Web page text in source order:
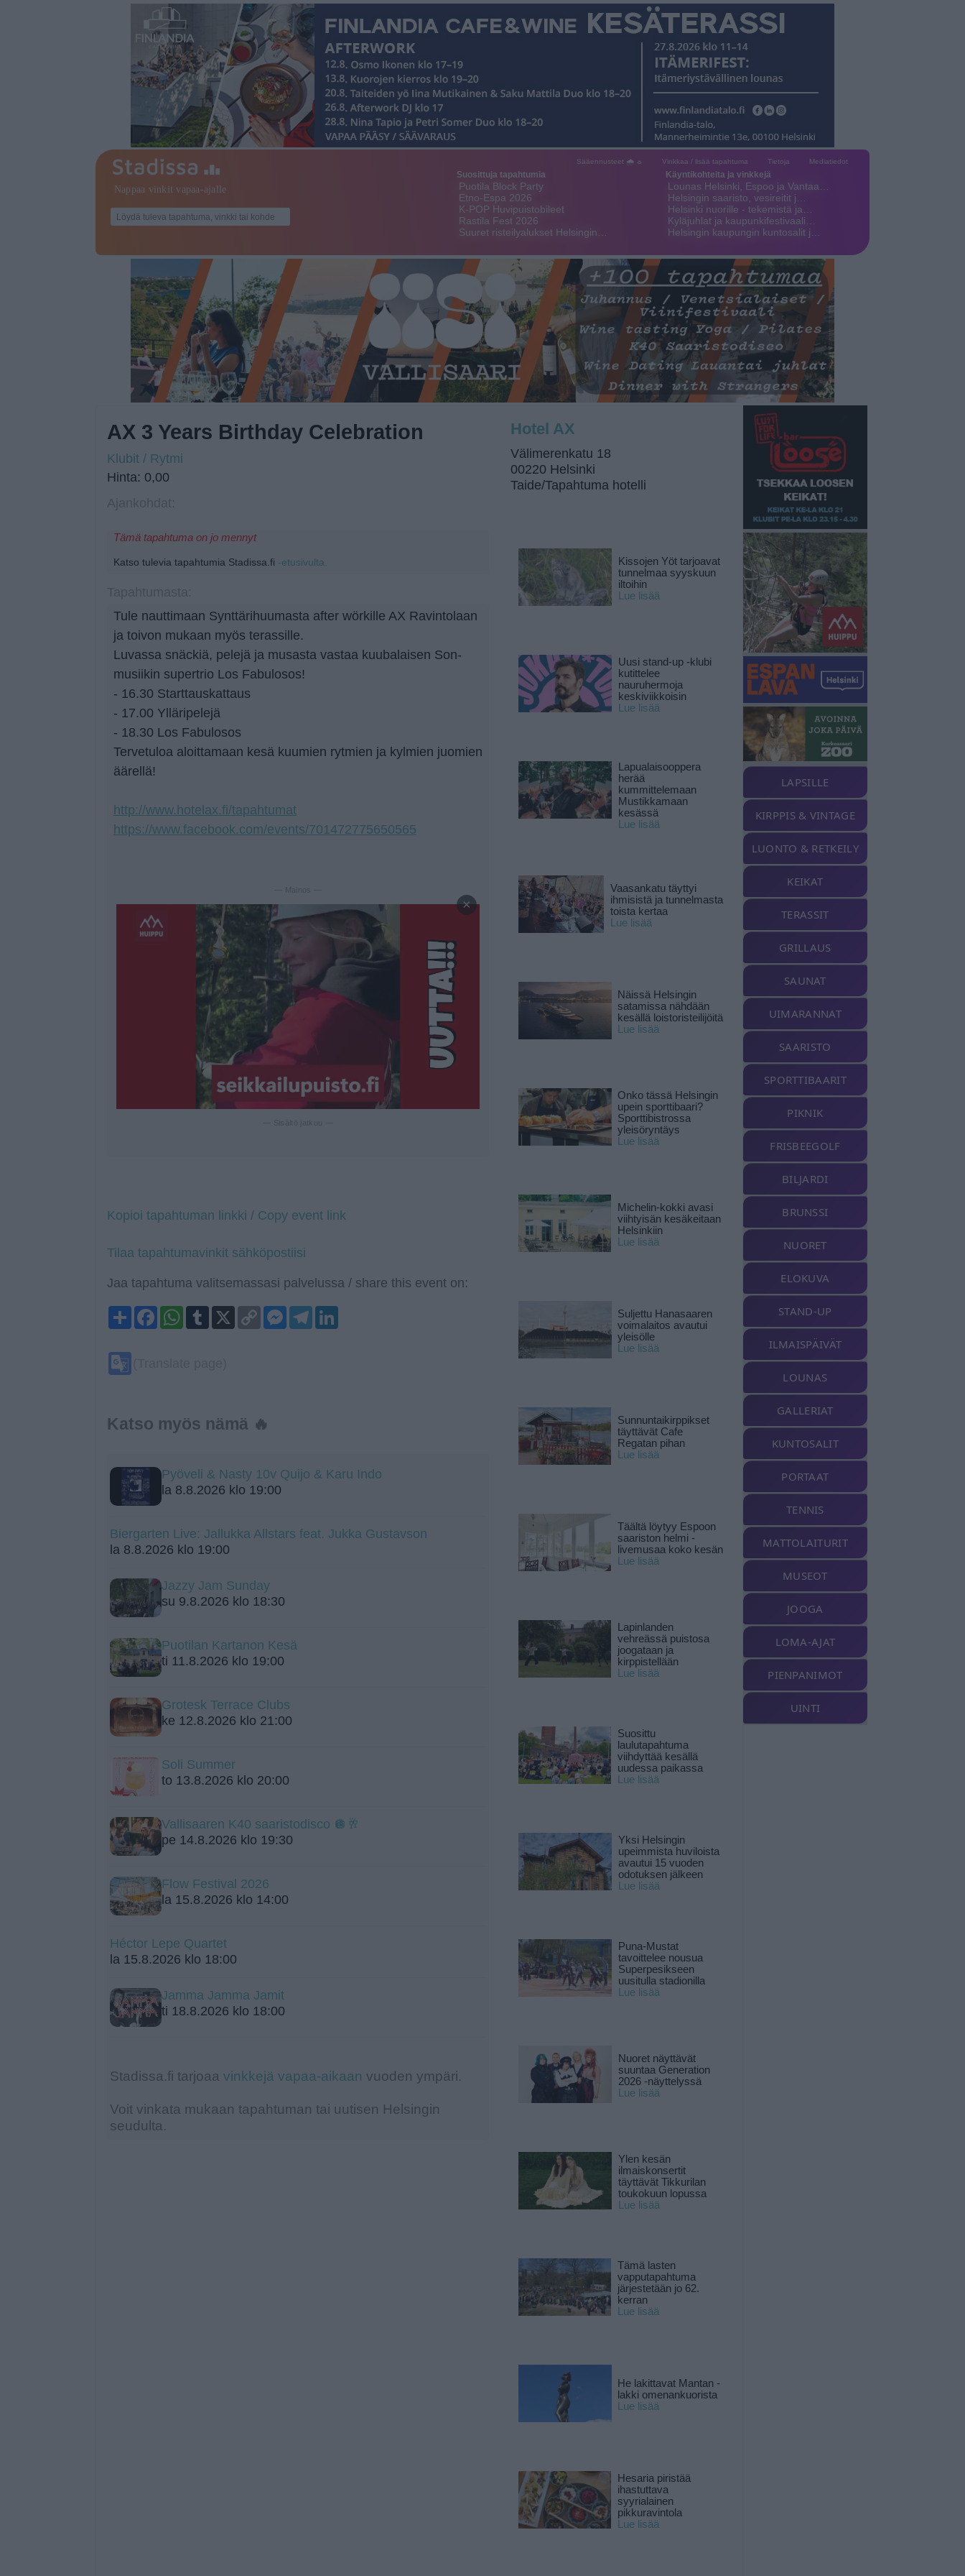
Sääennusteet 🌧 ☼ Vinkkaa / lisää tapahtuma Tietoja Mediatiedot
Suosittuja tapahtumia
Puotila Block Party
Etno-Espa 2026
K-POP Huvipuistobileet
Rastila Fest 2026
Suuret risteilyalukset Helsingin…
Käyntikohteita ja vinkkejä
Lounas Helsinki, Espoo ja Vantaa…
Helsingin saaristo, vesireitit j…
Helsinki nuorille - tekemistä ja…
Kyläjuhlat ja kaupunkifestivaali…
Helsingin kaupungin kuntosalit j…
AX 3 Years Birthday Celebration
Klubit / Rytmi
Hinta: 0,00
Tämä tapahtuma on jo mennyt
Katso tulevia tapahtumia Stadissa.fi -etusivulta.
Tule nauttimaan Synttärihuumasta after wörkille AX Ravintolaan
ja toivon mukaan myös terassille.
Luvassa snäckiä, pelejä ja musasta vastaa kuubalaisen Son-
musiikin supertrio Los Fabulosos!
- 16.30 Starttauskattaus
- 17.00 Ylläripelejä
- 18.30 Los Fabulosos
Tervetuloa aloittamaan kesä kuumien rytmien ja kylmien juomien
äärellä!
http://www.hotelax.fi/tapahtumat
https://www.facebook.com/events/701472775650565
— Mainos —
×
Kopioi tapahtuman linkki / Copy event link
Tilaa tapahtumavinkit sähköpostiisi
Jaa tapahtuma valitsemassasi palvelussa / share this event on:
ShareFacebookWhatsApp
Tumblr
X
Copy
Link
Messenger
Telegram
Katso myös nämä 🔥
Pyöveli & Nasty 10v Quijo & Karu Indo
la 8.8.2026 klo 19:00
Biergarten Live: Jallukka Allstars feat. Jukka Gustavson
la 8.8.2026 klo 19:00
Jazzy Jam Sunday
su 9.8.2026 klo 18:30
Puotilan Kartanon Kesä
ti 11.8.2026 klo 19:00
Grotesk Terrace Clubs
ke 12.8.2026 klo 21:00
Soli Summer
to 13.8.2026 klo 20:00
Vallisaaren K40 saaristodisco 🪩🥂
pe 14.8.2026 klo 19:30
Flow Festival 2026
la 15.8.2026 klo 14:00
Héctor Lepe Quartet
la 15.8.2026 klo 18:00
Jamma Jamma Jamit
ti 18.8.2026 klo 18:00
Stadissa.fi tarjoaa vinkkejä vapaa-aikaan vuoden ympäri.
Voit vinkata mukaan tapahtuman tai uutisen Helsingin
seudulta.
Hotel AX
Välimerenkatu 18
00220 Helsinki
Taide/Tapahtuma hotelli
Kissojen Yöt tarjoavat
tunnelmaa syyskuun
iltoihin
Lue lisää
Uusi stand-up -klubi
kutittelee
nauruhermoja
keskiviikkoisin
Lue lisää
Lapualaisooppera
herää
kummittelemaan
Mustikkamaan
kesässä
Lue lisää
Vaasankatu täyttyi
ihmisistä ja tunnelmasta
toista kertaa
Lue lisää
Näissä Helsingin
satamissa nähdään
kesällä loistoristeilijöitä
Lue lisää
Onko tässä Helsingin
upein sporttibaari?
Sporttibistrossa
yleisöryntäys
Lue lisää
Michelin-kokki avasi
viihtyisän kesäkeitaan
Helsinkiin
Lue lisää
Suljettu Hanasaaren
voimalaitos avautui
yleisölle
Lue lisää
Sunnuntaikirppikset
täyttävät Cafe
Regatan pihan
Lue lisää
Täältä löytyy Espoon
saariston helmi -
livemusaa koko kesän
Lue lisää
Lapinlanden
vehreässä puistosa
joogataan ja
kirppistellään
Lue lisää
Suosittu
laulutapahtuma
viihdyttää kesällä
uudessa paikassa
Lue lisää
Yksi Helsingin
upeimmista huviloista
avautui 15 vuoden
odotuksen jälkeen
Lue lisää
Puna-Mustat
tavoittelee nousua
Superpesikseen
uusitulla stadionilla
Lue lisää
Nuoret näyttävät
suuntaa Generation
2026 -näyttelyssä
Lue lisää
Ylen kesän
ilmaiskonsertit
täyttävät Tikkurilan
toukokuun lopussa
Lue lisää
Tämä lasten
vapputapahtuma
järjestetään jo 62.
kerran
Lue lisää
He lakittavat Mantan -
lakki omenankuorista
Lue lisää
Hesaria piristää
ihastuttava
syyrialainen
pikkuravintola
Lue lisää
LAPSILLE
KIRPPIS & VINTAGE
LUONTO & RETKEILY
KEIKAT
TERASSIT
GRILLAUS
SAUNAT
UIMARANNAT
SAARISTO
SPORTTIBAARIT
PIKNIK
FRISBEEGOLF
BILJARDI
BRUNSSI
NUORET
ELOKUVA
STAND-UP
ILMAISPÄIVÄT
LOUNAS
GALLERIAT
KUNTOSALIT
PORTAAT
TENNIS
MATTOLAITURIT
MUSEOT
JOOGA
LOMA-AJAT
PIENPANIMOT
UINTI